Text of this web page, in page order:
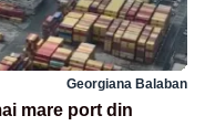
Georgiana Balaban
mare port din